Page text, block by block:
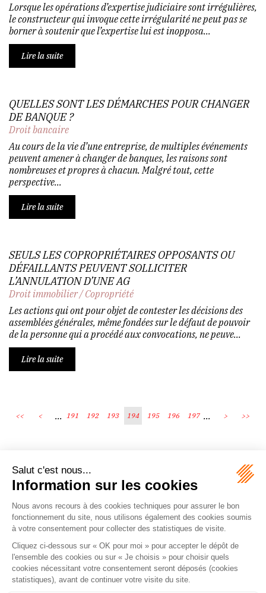
Lorsque les opérations d’expertise judiciaire sont irrégulières,
le constructeur qui invoque cette irrégularité ne peut pas se
borner à soutenir que l’expertise lui est inopposa...
Lire la suite
QUELLES SONT LES DÉMARCHES POUR CHANGER
DE BANQUE ?
Droit bancaire
Au cours de la vie d’une entreprise, de multiples événements
peuvent amener à changer de banques, les raisons sont
nombreuses et propres à chacun. Malgré tout, cette
perspective...
Lire la suite
SEULS LES COPROPRIÉTAIRES OPPOSANTS OU
DÉFAILLANTS PEUVENT SOLLICITER
L’ANNULATION D’UNE AG
Droit immobilier/Copropriété
Les actions qui ont pour objet de contester les décisions des
assemblées générales, même fondées sur le défaut de pouvoir
de la personne qui a procédé aux convocations, ne peuve...
Lire la suite
<< < ... 191 192 193 194 195 196 197 ... > >>
Écosystème
Carrières
Honoraires
Contacts
Mentions légales
Plan du site